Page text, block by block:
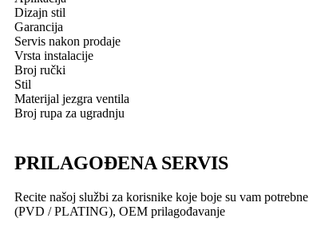
Dizajn stil
Garancija
Servis nakon prodaje
Vrsta instalacije
Broj ručki
Stil
Materijal jezgra ventila
Broj rupa za ugradnju
PRILAGOĐENA SERVIS
Recite našoj službi za korisnike koje boje su vam potrebne
(PVD / PLATING), OEM prilagođavanje